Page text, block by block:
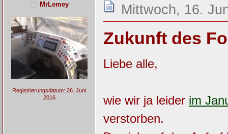
MrLemey
Registrierungsdatum: 26. Juni
2016
Mittwoch, 16.
Zukunft des
Liebe alle,
wie wir ja leider im
verstorben.